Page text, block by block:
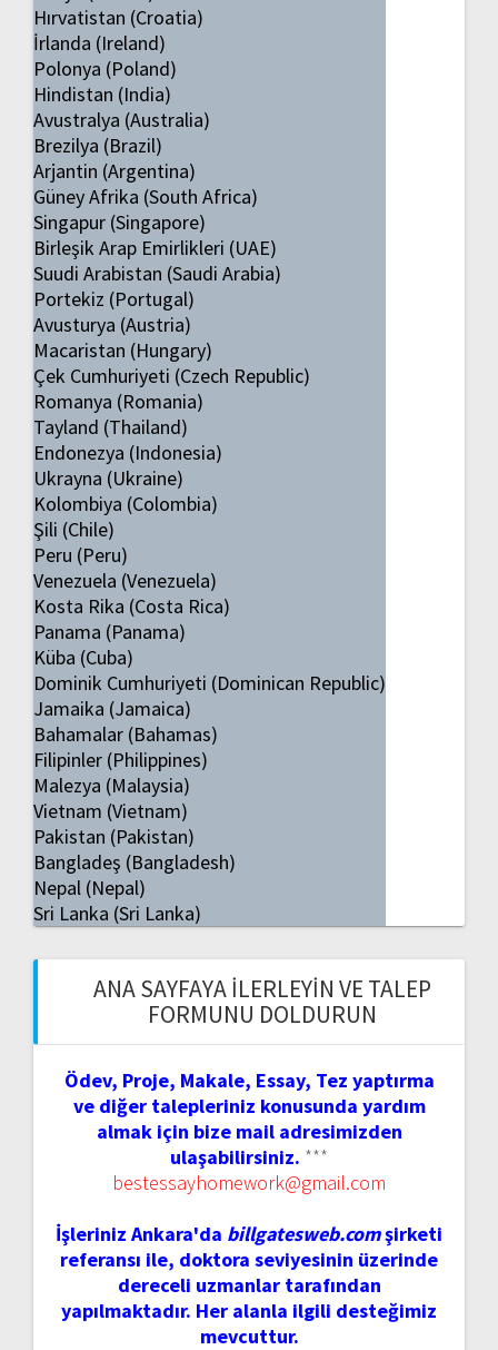
Hırvatistan (Croatia)
İrlanda (Ireland)
Polonya (Poland)
Hindistan (India)
Avustralya (Australia)
Brezilya (Brazil)
Arjantin (Argentina)
Güney Afrika (South Africa)
Singapur (Singapore)
Birleşik Arap Emirlikleri (UAE)
Suudi Arabistan (Saudi Arabia)
Portekiz (Portugal)
Avusturya (Austria)
Macaristan (Hungary)
Çek Cumhuriyeti (Czech Republic)
Romanya (Romania)
Tayland (Thailand)
Endonezya (Indonesia)
Ukrayna (Ukraine)
Kolombiya (Colombia)
Şili (Chile)
Peru (Peru)
Venezuela (Venezuela)
Kosta Rika (Costa Rica)
Panama (Panama)
Küba (Cuba)
Dominik Cumhuriyeti (Dominican Republic)
Jamaika (Jamaica)
Bahamalar (Bahamas)
Filipinler (Philippines)
Malezya (Malaysia)
Vietnam (Vietnam)
Pakistan (Pakistan)
Bangladeş (Bangladesh)
Nepal (Nepal)
Sri Lanka (Sri Lanka)
ANA SAYFAYA İLERLEYIN VE TALEP
FORMUNU DOLDURUN
Ödev, Proje, Makale, Essay, Tez yaptırma
ve diğer talepleriniz konusunda yardım
almak için bize mail adresimizden
ulaşabilirsiniz. ***
bestessayhomework@gmail.com
İşleriniz Ankara'da billgatesweb.comşirketi
referansı ile, doktora seviyesinin üzerinde
dereceli uzmanlar tarafından
yapılmaktadır. Her alanla ilgili desteğimiz
mevcuttur.